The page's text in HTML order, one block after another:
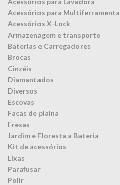
Acessórios para Multiferramenta
Acessórios X-Lock
Armazenagem e transporte
Baterias e Carregadores
Brocas
Cinzéis
Diamantados
Diversos
Escovas
Facas de plaina
Fresas
Jardim e Floresta a Bateria
Kit de acessórios
Lixas
Parafusar
Polir